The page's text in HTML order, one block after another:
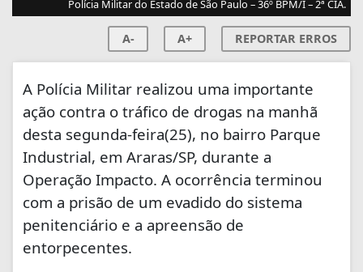
Polícia Militar do Estado de São Paulo – 36º BPM/I – 2ª CIA.
A- A+ REPORTAR ERROS
A Polícia Militar realizou uma importante
ação contra o tráfico de drogas na manhã
desta segunda-feira(25), no bairro Parque
Industrial, em Araras/SP, durante a
Operação Impacto. A ocorrência terminou
com a prisão de um evadido do sistema
penitenciário e a apreensão de
entorpecentes.